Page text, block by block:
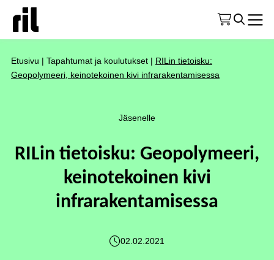
Etusivu | Tapahtumat ja koulutukset | RILin tietoisku:
Geopolymeeri, keinotekoinen kivi infrarakentamisessa
Jäsenelle
RILin tietoisku: Geopolymeeri,
keinotekoinen kivi
infrarakentamisessa
02.02.2021